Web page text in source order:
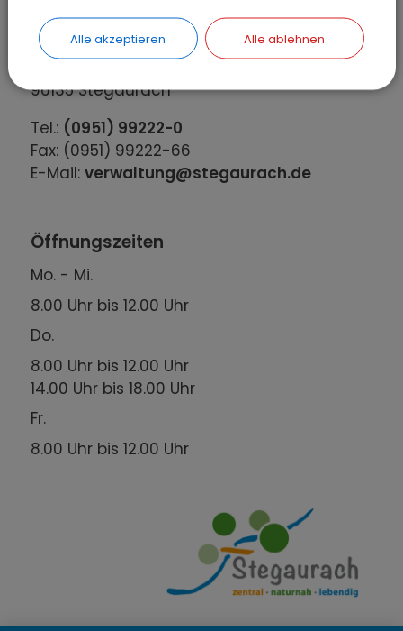
Kontakt
Gemeinde Stegaurach
96135 Stegaurach
Tel.: (0951) 99222-0
Fax: (0951) 99222-66
E-Mail:verwaltung@stegaurach.de
Öffnungszeiten
Mo. - Mi.
8.00 Uhr bis 12.00 Uhr
Do.
8.00 Uhr bis 12.00 Uhr
14.00 Uhr bis 18.00 Uhr
Fr.
8.00 Uhr bis 12.00 Uhr
Alle akzeptieren Alle ablehnen